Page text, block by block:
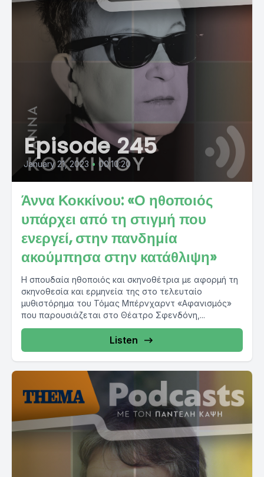
Episode 245
January 21, 2023 • 00:10:20
Άννα Κοκκίνου: «Ο ηθοποιός
υπάρχει από τη στιγμή που
ενεργεί, στην πανδημία
ακούμπησα στην κατάθλιψη»
Η σπουδαία ηθοποιός και σκηνοθέτρια με αφορμή τη
σκηνοθεσία και ερμηνεία της στο τελευταίο
μυθιστόρημα του Τόμας Μπέρνχαρντ «Αφανισμός»
που παρουσιάζεται στο Θέατρο Σφενδόνη,...
Listen